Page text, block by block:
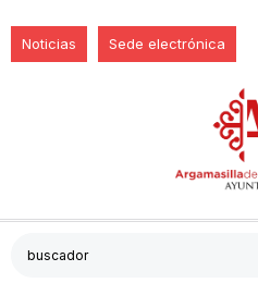
Noticias Sede electrónica